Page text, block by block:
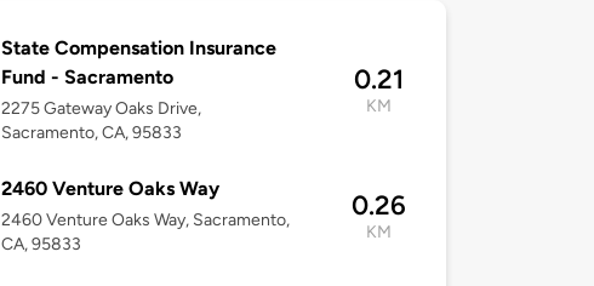
State Compensation Insurance
Fund - Sacramento
2275 Gateway Oaks Drive,
Sacramento, CA, 95833
0.21
KM
2460 Venture Oaks Way
2460 Venture Oaks Way, Sacramento,
CA, 95833
0.26
KM